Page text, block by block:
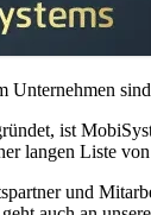
ist
langen Liste
und